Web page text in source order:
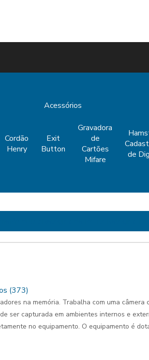
Acessórios
Cordão
Henry
Exit
Button
Gravadora
de
Cartões
Mifare
de
(373)
na memória. Trabalha com uma câmera
ser capturada em ambientes internos e
no equipamento. O equipamento é